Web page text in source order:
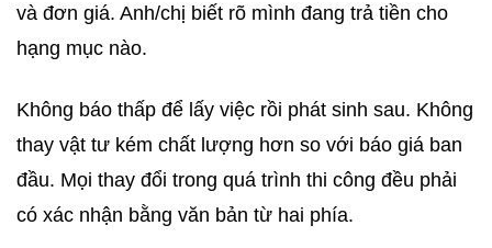
và đơn giá. Anh/chị biết rõ mình đang trả tiền cho
hạng mục nào.
Không báo thấp để lấy việc rồi phát sinh sau. Không
thay vật tư kém chất lượng hơn so với báo giá ban
đầu. Mọi thay đổi trong quá trình thi công đều phải
có xác nhận bằng văn bản từ hai phía.